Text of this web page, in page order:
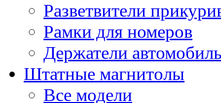
Разветвители
Рамки для номеров
Держатели
Штатные магнитолы
Все модели